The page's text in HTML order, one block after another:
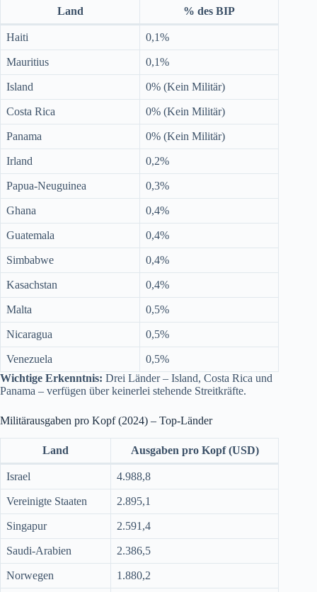
Land % des BIP
Haiti 0,1%
Mauritius 0,1%
Island 0% (Kein Militär)
Costa Rica 0% (Kein Militär)
Panama 0% (Kein Militär)
Irland 0,2%
Papua-Neuguinea 0,3%
Ghana 0,4%
Guatemala 0,4%
Simbabwe 0,4%
Kasachstan 0,4%
Malta 0,5%
Nicaragua 0,5%
Venezuela
0,5%
Wichtige Erkenntnis: Drei Länder – Island, Costa Rica und
Panama – verfügen über keinerlei stehende Streitkräfte.
Militärausgaben pro Kopf (2024) – Top-Länder
Land Ausgaben pro Kopf (USD)
Israel 4.988,8
Vereinigte Staaten 2.895,1
Singapur 2.591,4
Saudi-Arabien 2.386,5
Norwegen 1.880,2